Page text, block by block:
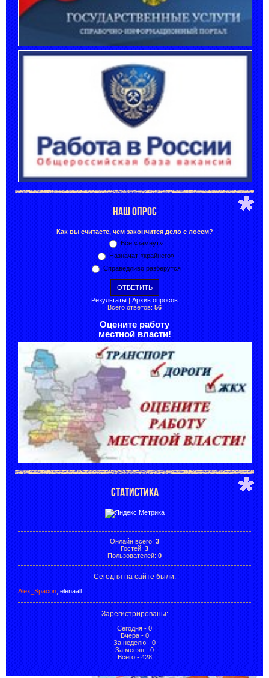
НАШ ОПРОС
Как вы считаете, чем закончится дело с лосем?
Всё «замнут»
Назначат «крайнего»
Справедливо разберутся
Результаты | Архив опросов
Всего ответов: 56
Оцените работу
местной власти!
СТАТИСТИКА
Онлайн всего: 3
Гостей: 3
Пользователей: 0
Сегодня на сайте были:
Alex_Spacon elenaall
Зарегистрированы:
Сегодня - 0
Вчера - 0
За неделю - 0
За месяц - 0
Всего - 428